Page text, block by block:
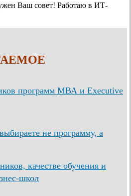
Ваш совет! Работаю в ИТ-
программ МВА и Executive
не программу, а
качестве обучения и
школ